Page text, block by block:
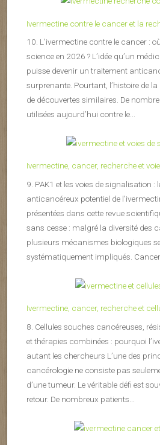
Ivermectine contre le cancer et la
10. L’ivermectine contre le cancer :
science en 2026 ? L’idée qu’un
puisse devenir un traitement
surprenante. Pourtant, l’histoire de
de découvertes similaires. De
utilisées aujourd’hui contre le...
Ivermectine, cancer, recherche et
9. PAK1 et les voies de signalisation
anticancéreux potentiel de
présentées dans cette revue
sans cesse : malgré la diversité des
plusieurs mécanismes biologiques
systématiquement impliqués.
Ivermectine, cancer, recherche et
8. Cellules souches cancéreuses,
et thérapies combinées : pourquoi
autant les chercheurs L’une des
cancérologie ne consiste pas
d’une tumeur. Le véritable défi est
retour. De nombreux patients...